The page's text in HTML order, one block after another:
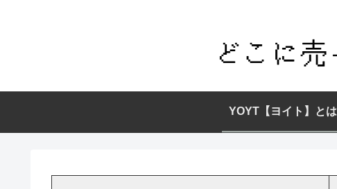
YOYT【ヨイト】とは